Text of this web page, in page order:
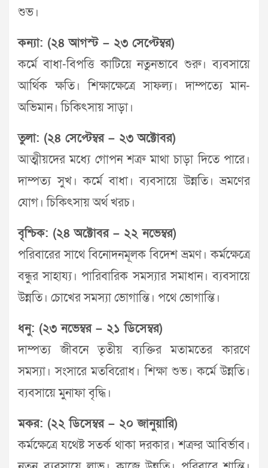
শুভ।
কন্যা: (২৪ আগস্ট – ২৩ সেপ্টেম্বর)
কর্মে বাধা-বিপত্তি কাটিয়ে নতুনভাবে শুরু। ব্যবসায়ে
আর্থিক ক্ষতি। শিক্ষাক্ষেত্রে সাফল্য। দাম্পত্যে মান-
অভিমান। চিকিৎসায় সাড়া।
তুলা: (২৪ সেপ্টেম্বর – ২৩ অক্টোবর)
আত্মীয়দের মধ্যে গোপন শত্রু মাথা চাড়া দিতে পারে।
দাম্পত্য সুখ। কর্মে বাধা। ব্যবসায়ে উন্নতি। ভ্রমণের
যোগ। চিকিৎসায় অর্থ খরচ।
বৃশ্চিক: (২৪ অক্টোবর – ২২ নভেম্বর)
পরিবারের সাথে বিনোদনমূলক বিদেশ ভ্রমণ। কর্মক্ষেত্রে
বন্ধুর সাহায্য। পারিবারিক সমস্যার সমাধান। ব্যবসায়ে
উন্নতি। চোখের সমস্যা ভোগান্তি। পথে ভোগান্তি।
ধনু: (২৩ নভেম্বর – ২১ ডিসেম্বর)
দাম্পত্য জীবনে তৃতীয় ব্যক্তির মতামতের কারণে
সমস্যা। সংসারে মতবিরোধ। শিক্ষা শুভ। কর্মে উন্নতি।
ব্যবসায়ে মুনাফা বৃদ্ধি।
মকর: (২২ ডিসেম্বর – ২০ জানুয়ারি)
কর্মক্ষেত্রে যথেষ্ট সতর্ক থাকা দরকার। শত্রুর আবির্ভাব।